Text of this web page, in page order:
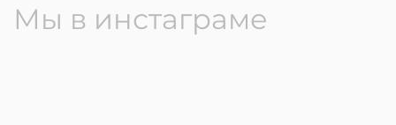
Мы в инстаграме